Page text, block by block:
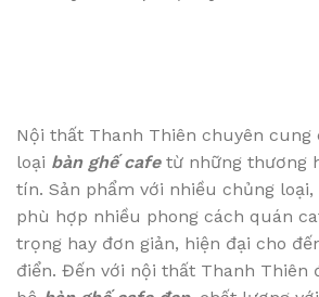
Nội thất Thanh Thiên chuyên cung
loại bàn ghế cafetừ những thương
tín. Sản phẩm với nhiều chủng
phù hợp nhiều phong cách quán
trọng hay đơn giản, hiện đại cho
điển. Đến với nội thất Thanh Thiên